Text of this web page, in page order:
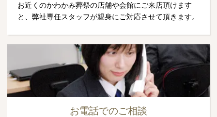
お近くのかわかみ葬祭の店舗や会館にご来店頂けます
と、弊社専任スタッフが親身にご対応させて頂きます。
お電話でのご相談